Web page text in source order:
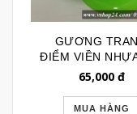
GƯƠNG
ĐIỂM VIỀN
65,000đ
MUA HÀNG